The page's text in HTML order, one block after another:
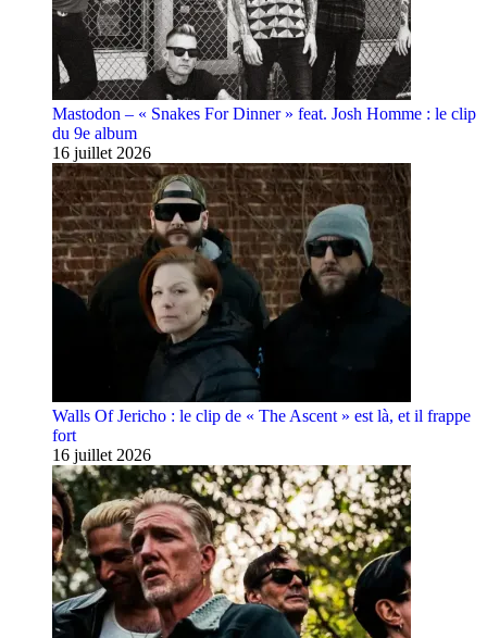
Mastodon – « Snakes For Dinner » feat. Josh Homme : le clip
du 9e album
16 juillet 2026
Walls Of Jericho : le clip de « The Ascent » est là, et il frappe
fort
16 juillet 2026